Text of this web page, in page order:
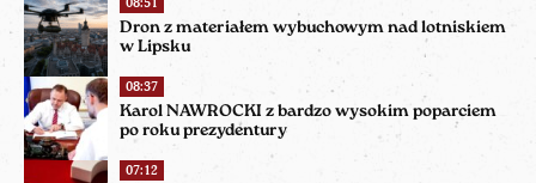
Dron z materiałem wybuchowym nad lotniskiem
w Lipsku
08:37
Karol NAWROCKI z bardzo wysokim poparciem
po roku prezydentury
07:12